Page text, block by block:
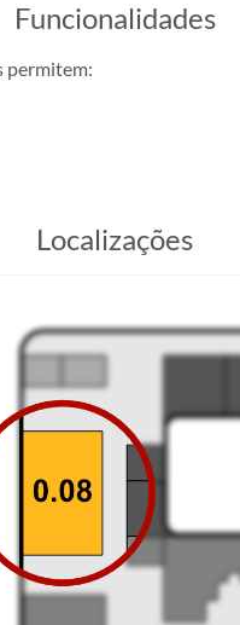
​Funcionalidades
permitem:
​Localizações